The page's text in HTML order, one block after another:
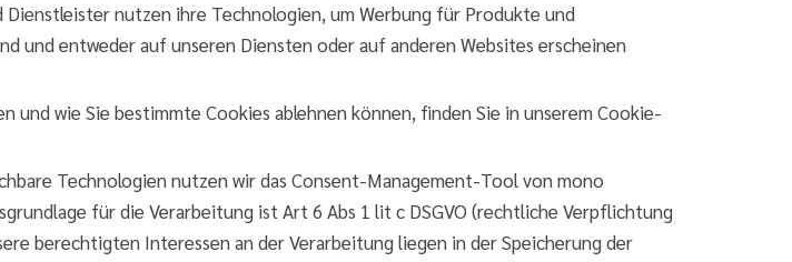
nutzen ihre Technologien, um Werbung für Produkte und
und entweder auf unseren Diensten oder auf anderen Websites erscheinen
wie Sie bestimmte Cookies ablehnen können, finden Sie in unserem Cookie-
Technologien nutzen wir das Consent-Management-Tool von mono
für die Verarbeitung ist Art 6 Abs 1 lit c DSGVO (rechtliche Verpflichtung
berechtigten Interessen an der Verarbeitung liegen in der Speicherung der